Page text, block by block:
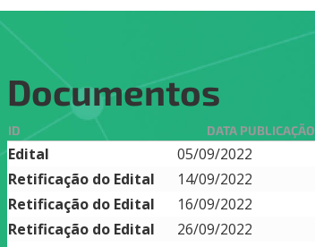
Documentos
ID DATA PUBLICAÇÃO
Edital 05/09/2022
Retificação do Edital
14/09/2022
Retificação do Edital
16/09/2022
Retificação do Edital
26/09/2022